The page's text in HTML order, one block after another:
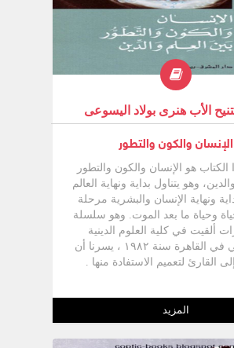
الأب هنرى بولاد اليسوعى
الإنسان والكون والتطور
الكتاب هو الإنسان والكون والتطور
وهو يتناول بداية ونهاية العالم
ونهاية الإنسان والبشرية مرحلة
وحياة ما بعد الموت. وهو سلسلة
ألقيت في كلية العلوم الدينية
بالسكاكيني في القاهرة سنة ١٩٨٢ ، يسرنا أن
القارئ لتعميم الاستفادة منها .
المزيد